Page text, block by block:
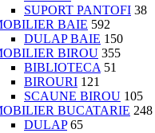
SUPORT PANTOFI 38
BAIE 592
DULAP BAIE 150
BIROU 355
BIBLIOTECA 51
BIROURI 121
SCAUNE BIROU 105
BUCATARIE 248
DULAP 65